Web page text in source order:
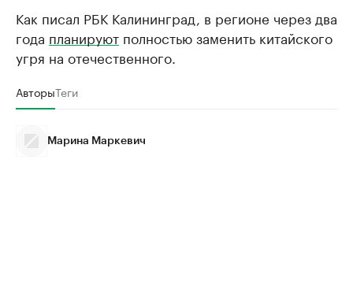
Как писал РБК Калининград, в регионе через два
года планируют полностью заменить китайского
угря на отечественного.
АвторыТеги
Марина Маркевич